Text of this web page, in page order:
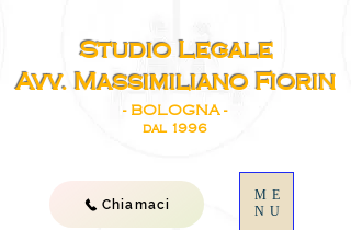
Studio Legale
Avv. Massimiliano Fiorin
- BOLOGNA -
dal 1996
ME
NU
Chiamaci